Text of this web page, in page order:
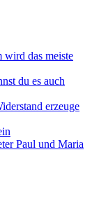
wird das meiste
du es auch
erzeuge
Paul und Maria